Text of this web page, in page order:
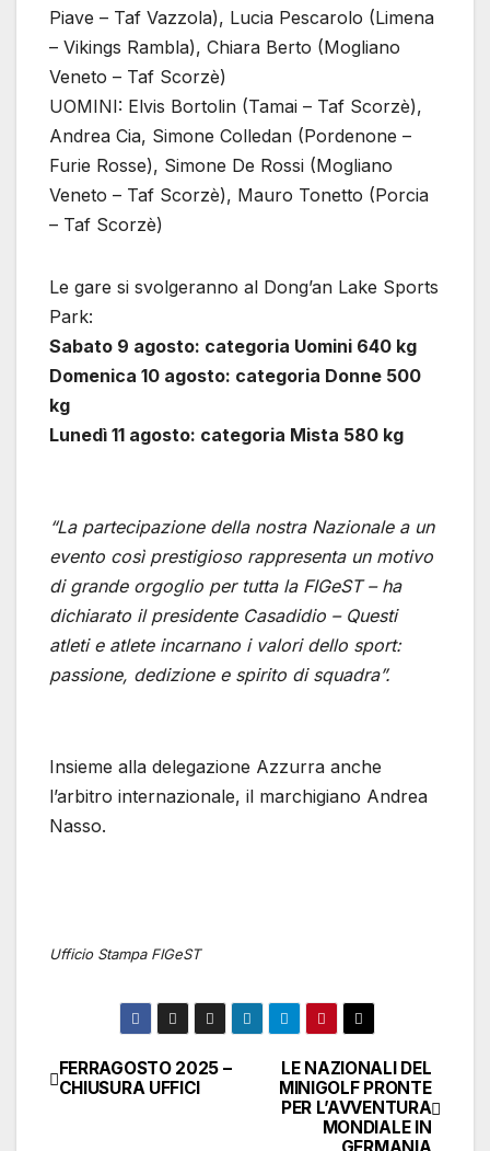
Piave – Taf Vazzola), Lucia Pescarolo (Limena
– Vikings Rambla), Chiara Berto (Mogliano
Veneto – Taf Scorzè)
UOMINI: Elvis Bortolin (Tamai – Taf Scorzè),
Andrea Cia, Simone Colledan (Pordenone –
Furie Rosse), Simone De Rossi (Mogliano
Veneto – Taf Scorzè), Mauro Tonetto (Porcia
– Taf Scorzè)
Le gare si svolgeranno al Dong’an Lake Sports
Park:
Sabato 9 agosto: categoria Uomini 640 kg
Domenica 10 agosto: categoria Donne 500
kg
Lunedì 11 agosto: categoria Mista 580 kg
“La partecipazione della nostra Nazionale a un
evento così prestigioso rappresenta un motivo
di grande orgoglio per tutta la FIGeST – ha
dichiarato il presidente Casadidio – Questi
atleti e atlete incarnano i valori dello sport:
passione, dedizione e spirito di squadra”.
Insieme alla delegazione Azzurra anche
l’arbitro internazionale, il marchigiano Andrea
Nasso.
Ufficio Stampa FIGeST
Navigazione
LE NAZIONALI DEL
MINIGOLF PRONTE
PER L’AVVENTURA
MONDIALE IN
FERRAGOSTO 2025 –
CHIUSURA UFFICI